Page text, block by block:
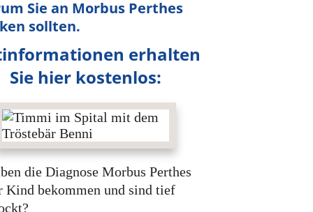
Sie an Morbus Perthes
sollten.
erhalten
Sie hier kostenlos:
die Diagnose Morbus Perthes
Kind bekommen und sind tief